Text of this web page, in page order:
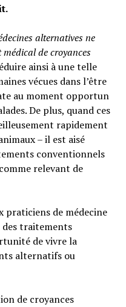
alternatives ne
de croyances
ainsi à une telle
vécues dans l’être
au moment opportun
De plus, quand ces
rapidement
– il est aisé
conventionnels
relevant de
praticiens de médecine
traitements
de vivre la
alternatifs ou
de croyances